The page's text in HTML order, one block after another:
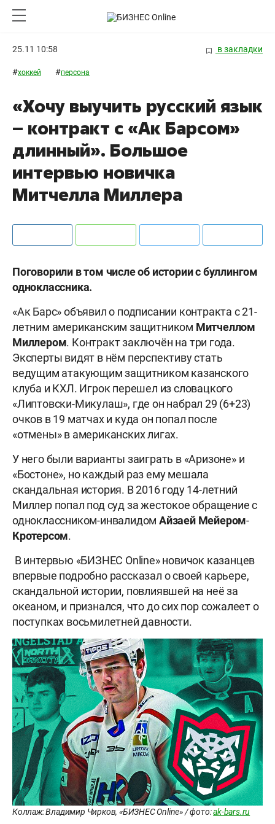
25.11 10:58 в закладки
#хоккей #персона
«Хочу выучить русский язык
– контракт с «Ак Барсом»
длинный». Большое
интервью новичка
Митчелла Миллера
Поговорили в том числе об истории с буллингом
одноклассника.
«Ак Барс» объявил о подписании контракта с 21-
летним американским защитником Митчеллом
Миллером. Контракт заключён на три года.
Эксперты видят в нём перспективу стать
ведущим атакующим защитником казанского
клуба и КХЛ. Игрок перешел из словацкого
«Липтовски-Микулаш», где он набрал 29 (6+23)
очков в 19 матчах и куда он попал после
«отмены» в американских лигах.
У него были варианты заиграть в «Аризоне» и
«Бостоне», но каждый раз ему мешала
скандальная история. В 2016 году 14-летний
Миллер попал под суд за жестокое обращение с
одноклассником-инвалидом Айзаей Мейером-
Кротерсом.
В интервью «БИЗНЕС Online» новичок казанцев
впервые подробно рассказал о своей карьере,
скандальной истории, повлиявшей на неё за
океаном, и признался, что до сих пор сожалеет о
поступках восьмилетней давности.
Коллаж: Владимир Чирков, «БИЗНЕС Online» / фото:ak-bars.ru